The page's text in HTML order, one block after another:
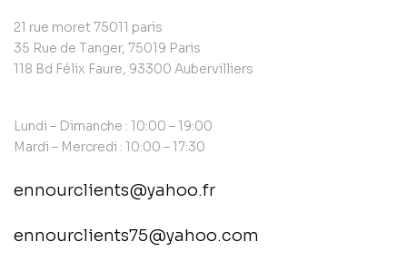
21 rue moret 75011 paris
35 Rue de Tanger, 75019 Paris
118 Bd Félix Faure, 93300 Aubervilliers
Lundi – Dimanche : 10:00 – 19:00
Mardi – Mercredi : 10:00 – 17:30
ennourclients@yahoo.fr
ennourclients75@yahoo.com